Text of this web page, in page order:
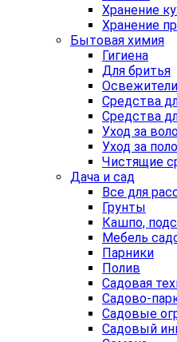
Хранение
Хранение
Бытовая химия
Гигиена
Для бритья
Освежители
Средства
Средства
Уход за
Уход за
Чистящие
Дача и сад
Все для
Грунты
Кашпо,
Мебель
Парники
Полив
Садовая
Садово-
Садовые
Садовый